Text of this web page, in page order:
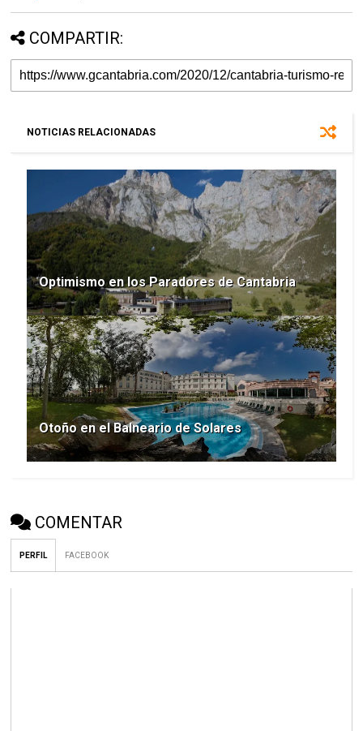
COMPARTIR:
NOTICIAS RELACIONADAS
Optimismo en los Paradores de Cantabria
Otoño en el Balneario de Solares
COMENTAR
PERFIL FACEBOOK